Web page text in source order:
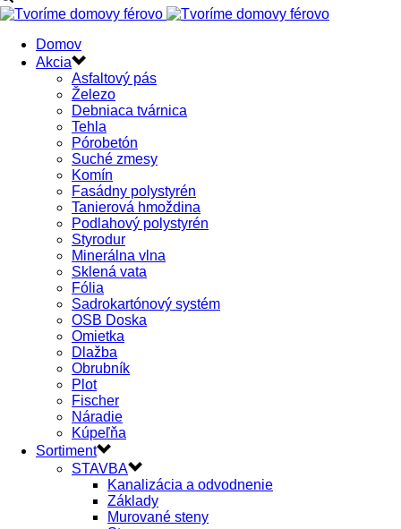
Domov
Akcia
Asfaltový pás
Železo
Debniaca tvárnica
Tehla
Pórobetón
Suché zmesy
Komín
Fasádny polystyrén
Tanierová hmoždina
Podlahový polystyrén
Styrodur
Minerálna vlna
Sklená vata
Fólia
Sadrokartónový systém
OSB Doska
Omietka
Dlažba
Obrubník
Plot
Fischer
Náradie
Kúpeľňa
Sortiment
STAVBA
Kanalizácia a odvodnenie
Základy
Murované steny